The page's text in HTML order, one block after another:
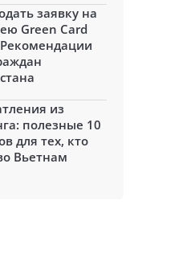
заявку на
Green Card
из
полезные 10
для тех, кто
Вьетнам